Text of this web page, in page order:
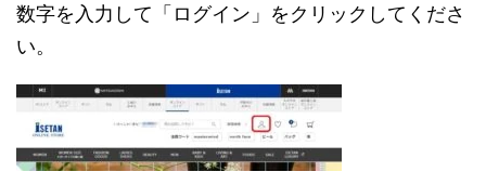
数字を入力して「ログイン」をクリックしてくださ
い。